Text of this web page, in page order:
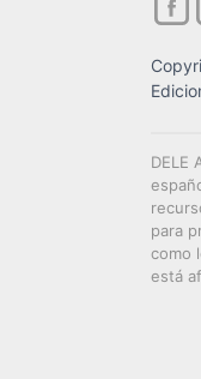
DELE
para
como
está